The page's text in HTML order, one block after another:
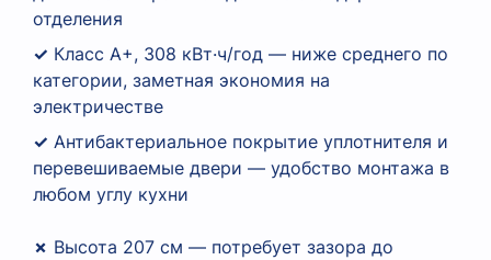
отделения
✓ Класс A+, 308 кВт·ч/год — ниже среднего по
категории, заметная экономия на
электричестве
✓ Антибактериальное покрытие уплотнителя и
перевешиваемые двери — удобство монтажа в
любом углу кухни
✗ Высота 207 см — потребует зазора до